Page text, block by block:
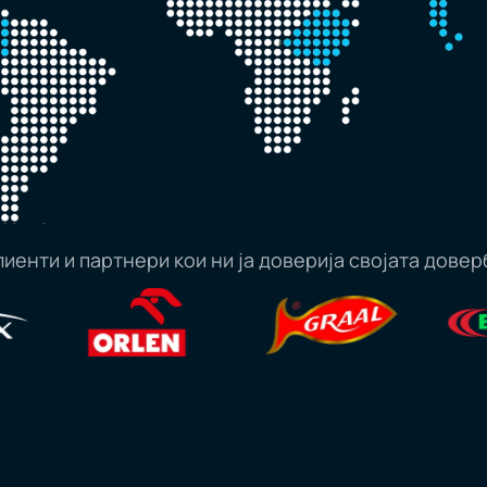
и партнери кои ни ја доверија својата